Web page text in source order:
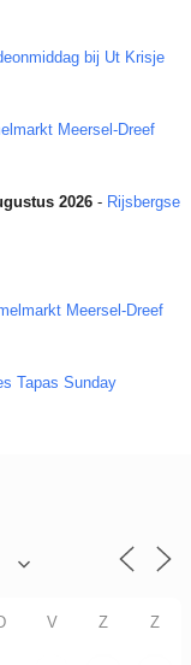
bij Ut Krisje
Meersel-Dreef
2026- Rijsbergse
Meersel-Dreef
Tapas Sunday
V Z Z